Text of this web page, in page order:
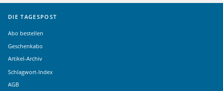
DIE TAGESPOST
Abo bestellen
Geschenkabo
Artikel-Archiv
Schlagwort-Index
AGB